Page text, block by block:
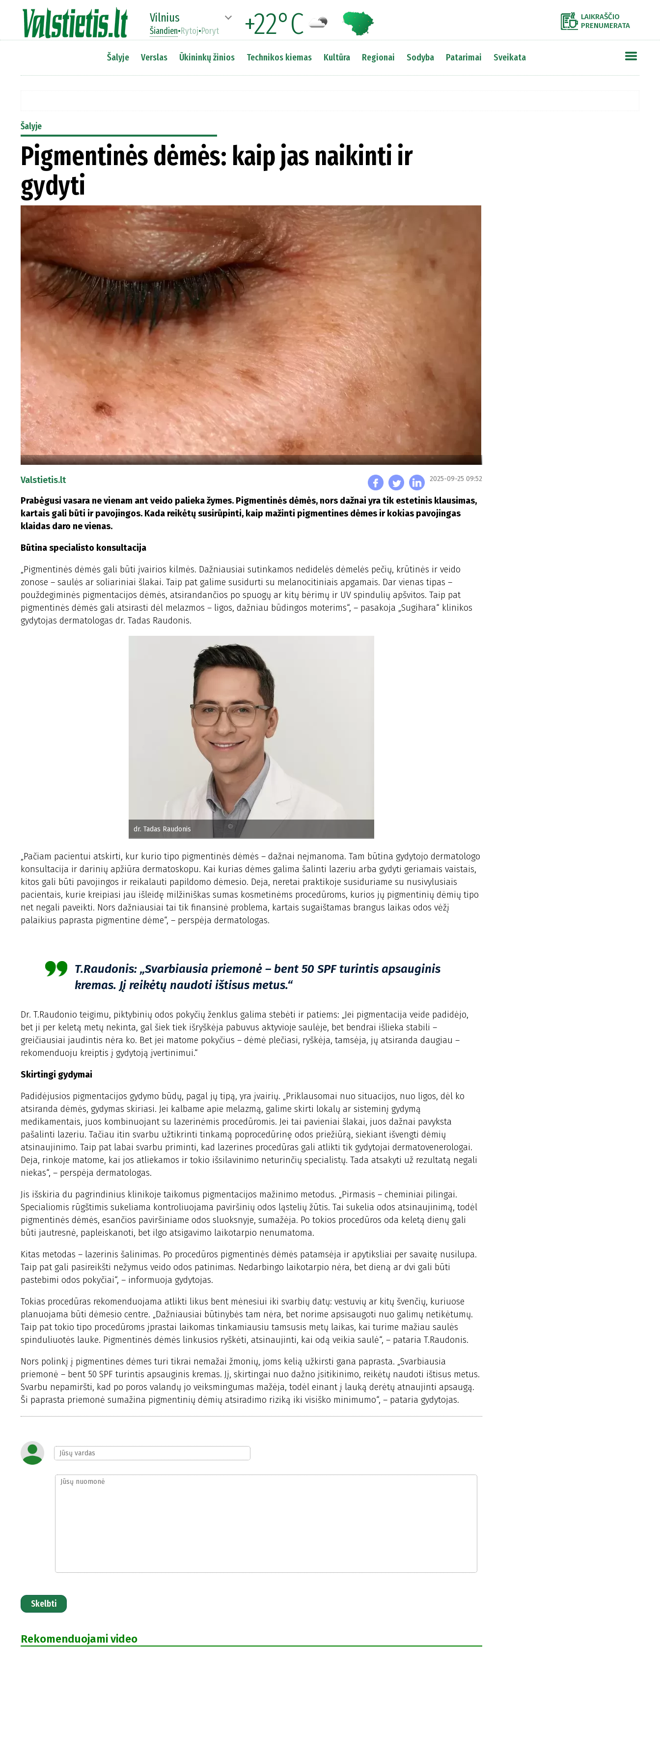
Vilnius +22°C
Šiandien•Rytoj•Poryt
LAIKRAŠČIO
PRENUMERATA
Šalyje Verslas Ūkininkų žinios Technikos kiemas Kultūra Regionai Sodyba Patarimai Sveikata
Šalyje
Pigmentinės dėmės: kaip jas naikinti ir
gydyti
Valstietis.lt 2025-09-25 09:52
Prabėgusi vasara ne vienam ant veido palieka žymes. Pigmentinės dėmės, nors dažnai yra tik estetinis klausimas,
kartais gali būti ir pavojingos. Kada reikėtų susirūpinti, kaip mažinti pigmentines dėmes ir kokias pavojingas
klaidas daro ne vienas.
Būtina specialisto konsultacija
„Pigmentinės dėmės gali būti įvairios kilmės. Dažniausiai sutinkamos nedidelės dėmelės pečių, krūtinės ir veido
zonose – saulės ar soliariniai šlakai. Taip pat galime susidurti su melanocitiniais apgamais. Dar vienas tipas –
použdegiminės pigmentacijos dėmės, atsirandančios po spuogų ar kitų bėrimų ir UV spindulių apšvitos. Taip pat
pigmentinės dėmės gali atsirasti dėl melazmos – ligos, dažniau būdingos moterims“, – pasakoja „Sugihara“ klinikos
gydytojas dermatologas dr. Tadas Raudonis.
dr. Tadas Raudonis
„Pačiam pacientui atskirti, kur kurio tipo pigmentinės dėmės – dažnai neįmanoma. Tam būtina gydytojo dermatologo
konsultacija ir darinių apžiūra dermatoskopu. Kai kurias dėmes galima šalinti lazeriu arba gydyti geriamais vaistais,
kitos gali būti pavojingos ir reikalauti papildomo dėmesio. Deja, neretai praktikoje susiduriame su nusivylusiais
pacientais, kurie kreipiasi jau išleidę milžiniškas sumas kosmetinėms procedūroms, kurios jų pigmentinių dėmių tipo
net negali paveikti. Nors dažniausiai tai tik finansinė problema, kartais sugaištamas brangus laikas odos vėžį
palaikius paprasta pigmentine dėme“, – perspėja dermatologas.
T.Raudonis: „Svarbiausia priemonė – bent 50 SPF turintis apsauginis
kremas. Jį reikėtų naudoti ištisus metus.“
Dr. T.Raudonio teigimu, piktybinių odos pokyčių ženklus galima stebėti ir patiems: „Jei pigmentacija veide padidėjo,
bet ji per keletą metų nekinta, gal šiek tiek išryškėja pabuvus aktyvioje saulėje, bet bendrai išlieka stabili –
greičiausiai jaudintis nėra ko. Bet jei matome pokyčius – dėmė plečiasi, ryškėja, tamsėja, jų atsiranda daugiau –
rekomenduoju kreiptis į gydytoją įvertinimui.“
Skirtingi gydymai
Padidėjusios pigmentacijos gydymo būdų, pagal jų tipą, yra įvairių. „Priklausomai nuo situacijos, nuo ligos, dėl ko
atsiranda dėmės, gydymas skiriasi. Jei kalbame apie melazmą, galime skirti lokalų ar sisteminį gydymą
medikamentais, juos kombinuojant su lazerinėmis procedūromis. Jei tai pavieniai šlakai, juos dažnai pavyksta
pašalinti lazeriu. Tačiau itin svarbu užtikrinti tinkamą poprocedūrinę odos priežiūrą, siekiant išvengti dėmių
atsinaujinimo. Taip pat labai svarbu priminti, kad lazerines procedūras gali atlikti tik gydytojai dermatovenerologai.
Deja, rinkoje matome, kai jos atliekamos ir tokio išsilavinimo neturinčių specialistų. Tada atsakyti už rezultatą negali
niekas“, – perspėja dermatologas.
Jis išskiria du pagrindinius klinikoje taikomus pigmentacijos mažinimo metodus. „Pirmasis – cheminiai pilingai.
Specialiomis rūgštimis sukeliama kontroliuojama paviršinių odos ląstelių žūtis. Tai sukelia odos atsinaujinimą, todėl
pigmentinės dėmės, esančios paviršiniame odos sluoksnyje, sumažėja. Po tokios procedūros oda keletą dienų gali
būti jautresnė, papleiskanoti, bet ilgo atsigavimo laikotarpio nenumatoma.
Kitas metodas – lazerinis šalinimas. Po procedūros pigmentinės dėmės patamsėja ir apytiksliai per savaitę nusilupa.
Taip pat gali pasireikšti nežymus veido odos patinimas. Nedarbingo laikotarpio nėra, bet dieną ar dvi gali būti
pastebimi odos pokyčiai“, – informuoja gydytojas.
Tokias procedūras rekomenduojama atlikti likus bent mėnesiui iki svarbių datų: vestuvių ar kitų švenčių, kuriuose
planuojama būti dėmesio centre. „Dažniausiai būtinybės tam nėra, bet norime apsisaugoti nuo galimų netikėtumų.
Taip pat tokio tipo procedūroms įprastai laikomas tinkamiausiu tamsusis metų laikas, kai turime mažiau saulės
spinduliuotės lauke. Pigmentinės dėmės linkusios ryškėti, atsinaujinti, kai odą veikia saulė“, – pataria T.Raudonis.
Nors polinkį į pigmentines dėmes turi tikrai nemažai žmonių, joms kelią užkirsti gana paprasta. „Svarbiausia
priemonė – bent 50 SPF turintis apsauginis kremas. Jį, skirtingai nuo dažno įsitikinimo, reikėtų naudoti ištisus metus.
Svarbu nepamiršti, kad po poros valandų jo veiksmingumas mažėja, todėl einant į lauką derėtų atnaujinti apsaugą.
Ši paprasta priemonė sumažina pigmentinių dėmių atsiradimo riziką iki visiško minimumo“, – pataria gydytojas.
Skelbti
Rekomenduojami video